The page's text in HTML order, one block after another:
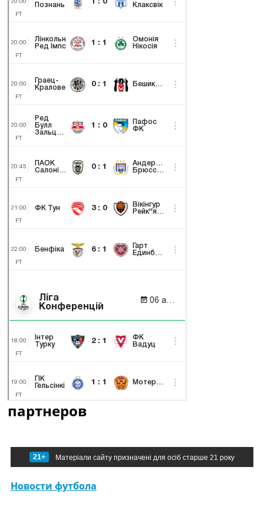
партнеров
21+ Матеріали сайту призначені для осіб старше 21 року
Новости футбола